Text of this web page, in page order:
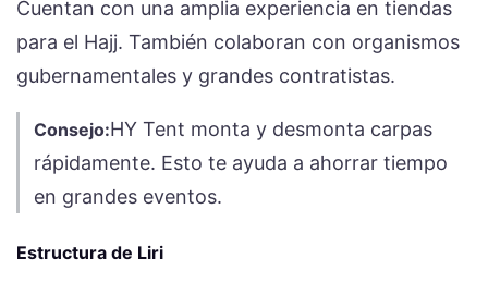
Cuentan con una amplia experiencia en tiendas
para el Hajj. También colaboran con organismos
gubernamentales y grandes contratistas.
Consejo:HY Tent monta y desmonta carpas
rápidamente. Esto te ayuda a ahorrar tiempo
en grandes eventos.
Estructura de Liri